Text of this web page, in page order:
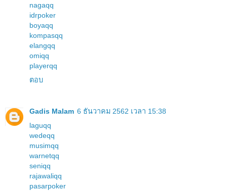
nagaqq
idrpoker
boyaqq
kompasqq
elangqq
omiqq
playerqq
ตอบ
Gadis Malam 6 ธันวาคม 2562 เวลา 15:38
laguqq
wedeqq
musimqq
warnetqq
seniqq
rajawaliqq
pasarpoker